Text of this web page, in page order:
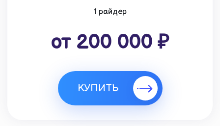
1 райдер
от 200 000 ₽
КУПИТЬ